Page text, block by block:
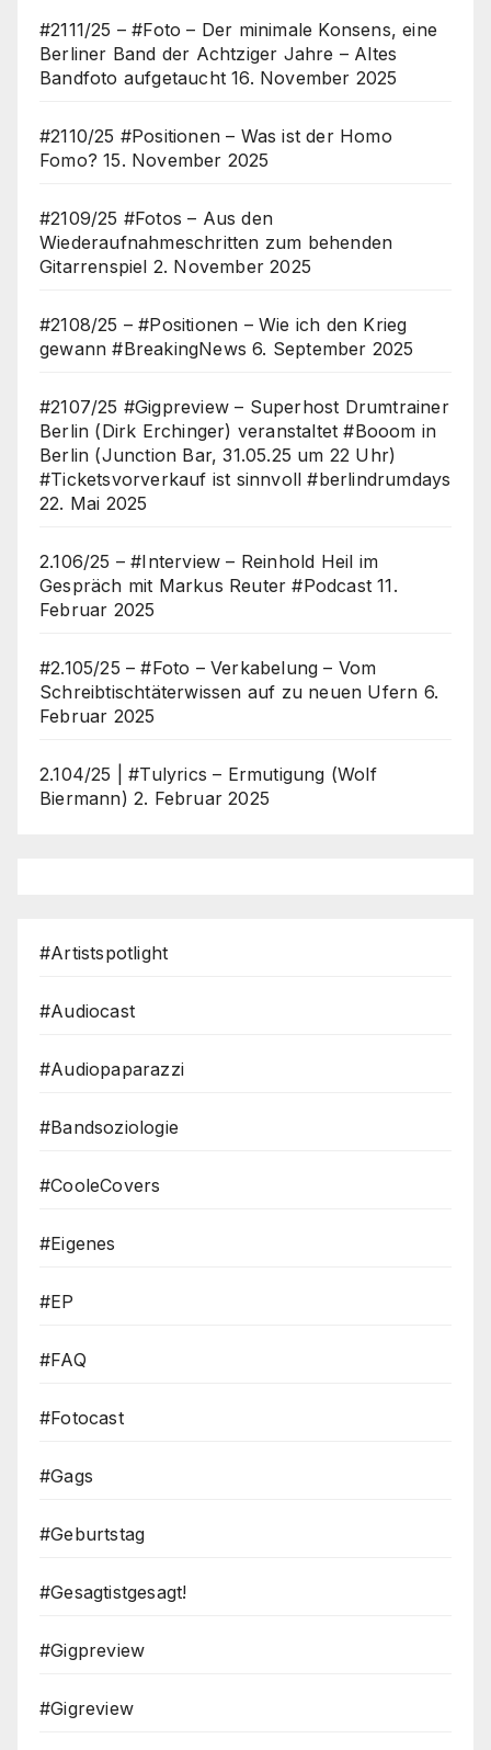
#2111/25 – #Foto – Der minimale Konsens, eine
Berliner Band der Achtziger Jahre – Altes
Bandfoto aufgetaucht 16. November 2025
#2110/25 #Positionen – Was ist der Homo
Fomo? 15. November 2025
#2109/25 #Fotos – Aus den
Wiederaufnahmeschritten zum behenden
Gitarrenspiel 2. November 2025
#2108/25 – #Positionen – Wie ich den Krieg
gewann #BreakingNews 6. September 2025
#2107/25 #Gigpreview – Superhost Drumtrainer
Berlin (Dirk Erchinger) veranstaltet #Booom in
Berlin (Junction Bar, 31.05.25 um 22 Uhr)
#Ticketsvorverkauf ist sinnvoll #berlindrumdays
22. Mai 2025
2.106/25 – #Interview – Reinhold Heil im
Gespräch mit Markus Reuter #Podcast 11.
Februar 2025
#2.105/25 – #Foto – Verkabelung – Vom
Schreibtischtäterwissen auf zu neuen Ufern 6.
Februar 2025
2.104/25 | #Tulyrics – Ermutigung (Wolf
Biermann) 2. Februar 2025
#Artistspotlight
#Audiocast
#Audiopaparazzi
#Bandsoziologie
#CooleCovers
#Eigenes
#EP
#FAQ
#Fotocast
#Gags
#Geburtstag
#Gesagtistgesagt!
#Gigpreview
#Gigreview